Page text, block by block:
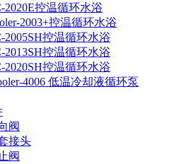
2020E控温循环水浴
2003+控温循环水浴
2005SH控温循环水浴
2013SH控温循环水浴
2020SH控温循环水浴
4006 低温冷却液循环泵
阀
接头
阀